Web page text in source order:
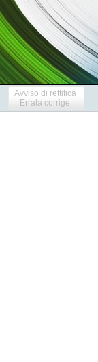
Avviso di rettifica
Errata corrige